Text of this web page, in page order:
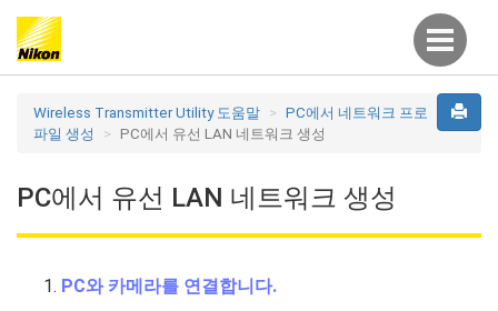
Wireless Transmitter Utility 도움말
PC에서 네트워크 프로
파일 생성
PC에서 유선 LAN 네트워크 생성
PC에서 유선 LAN 네트워크 생성
PC와 카메라를 연결합니다.